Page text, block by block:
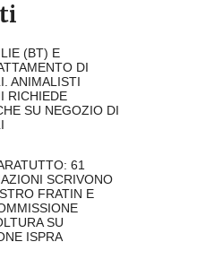
(BT) E
DI
ANIMALISTI
RICHIEDE
SU NEGOZIO DI
61
SCRIVONO
FRATIN E
SU
ISPRA